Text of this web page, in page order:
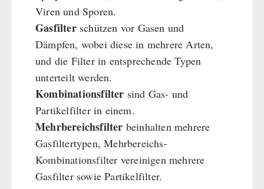
Viren und Sporen.
Gasfilterschützen vor Gasen und
Dämpfen, wobei diese in mehrere Arten,
und die Filter in entsprechende Typen
unterteilt werden.
Kombinationsfilter sind Gas- und
Partikelfilter in einem.
Mehrbereichsfilter beinhalten mehrere
Gasfiltertypen, Mehrbereichs-
Kombinationsfilter vereinigen mehrere
Gasfilter sowie Partikelfilter.